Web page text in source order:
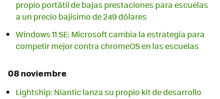
propio portátil de bajas prestaciones para escuelas
a un precio bajísimo de 249 dólares
Windows 11 SE: Microsoft cambia la estrategia para
competir mejor contra chromeOS en las escuelas
08 noviembre
Lightship: Niantic lanza su propio kit de desarrollo